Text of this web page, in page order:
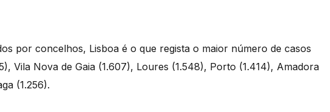
por concelhos, Lisboa é o que regista o maior número de casos
Vila Nova de Gaia (1.607), Loures (1.548), Porto (1.414), Amadora
(1.256).